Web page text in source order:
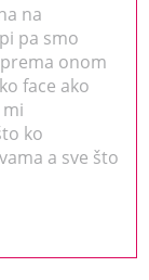
na
pa smo
onom
face ako
ko
a sve što